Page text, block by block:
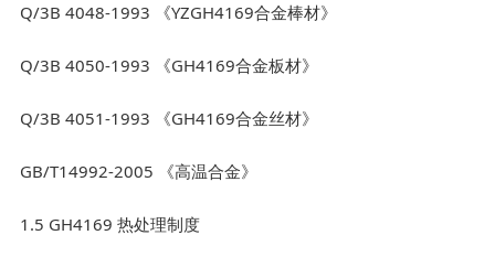
Q/3B 4048-1993 《YZGH4169合金棒材》
Q/3B 4050-1993 《GH4169合金板材》
Q/3B 4051-1993 《GH4169合金丝材》
GB/T14992-2005 《高温合金》
1.5 GH4169 热处理制度